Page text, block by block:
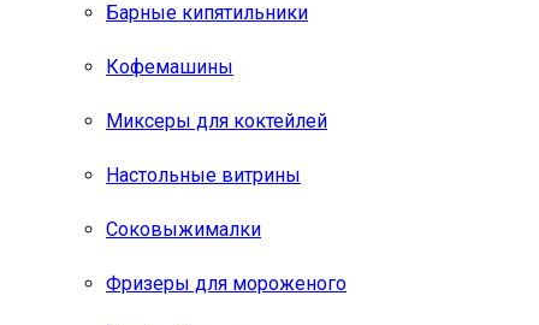
Барные кипятильники
Кофемашины
Миксеры для коктейлей
Настольные витрины
Соковыжималки
Фризеры для мороженого